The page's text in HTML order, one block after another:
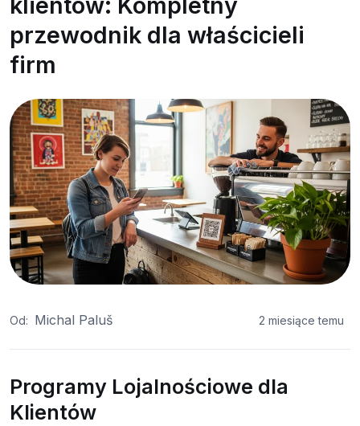
przewodnik dla właścicieli
firm
Od: Michal Paluš 2 miesiące temu
Programy Lojalnościowe dla
Klientów